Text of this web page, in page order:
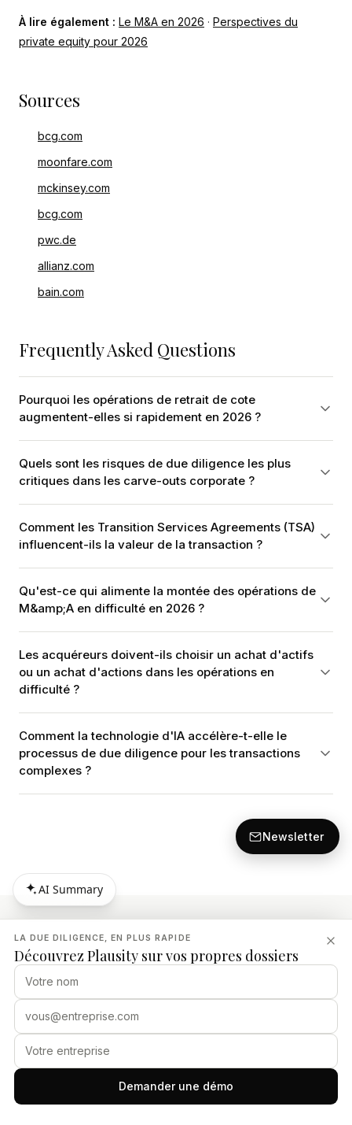
À lire également : Le M&A en 2026 · Perspectives du
private equity pour 2026
Sources
bcg.com
moonfare.com
mckinsey.com
bcg.com
pwc.de
allianz.com
bain.com
Frequently Asked Questions
Pourquoi les opérations de retrait de cote
augmentent-elles si rapidement en 2026 ?
Quels sont les risques de due diligence les plus
critiques dans les carve-outs corporate ?
Comment les Transition Services Agreements (TSA)
influencent-ils la valeur de la transaction ?
Qu'est-ce qui alimente la montée des opérations de
M&amp;A en difficulté en 2026 ?
Les acquéreurs doivent-ils choisir un achat d'actifs
ou un achat d'actions dans les opérations en
difficulté ?
Comment la technologie d'IA accélère-t-elle le
processus de due diligence pour les transactions
complexes ?
Related Articles
DUE DILIGENCE
Due Diligence Neocloud : Structurer
l'investissement dans l'infrastructure IA
LA DUE DILIGENCE, EN PLUS RAPIDE
Découvrez Plausity sur vos propres dossiers
Demander une démo
AI Summary
Newsletter